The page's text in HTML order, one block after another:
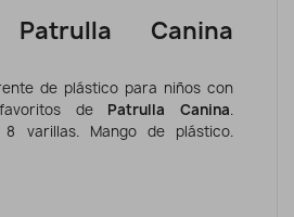
Patrulla Canina
de plástico para niños con
de Patrulla Canina.
8 varillas. Mango de plástico.